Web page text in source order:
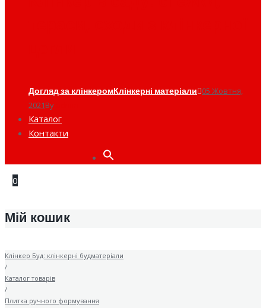
Догляд за клінкеромКлінкерні матеріали 05 Жовтня,
2021By
Каталог
Контакти
Search
for:
0
Мій кошик
Клінкер Буд: клінкерні будматеріали
/
Каталог товарів
/
Плитка ручного формування